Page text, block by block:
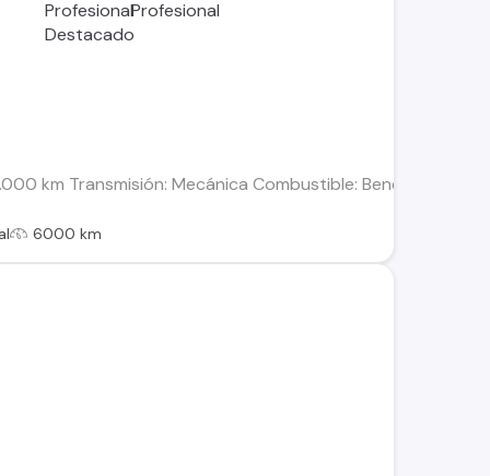
km Transmisión: Mecánica Combustible: Bencina
6000 km